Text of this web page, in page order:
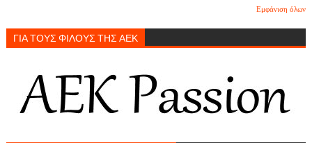
Εμφάνιση όλων
ΓΙΑ ΤΟΥΣ ΦΙΛΟΥΣ ΤΗΣ ΑΕΚ